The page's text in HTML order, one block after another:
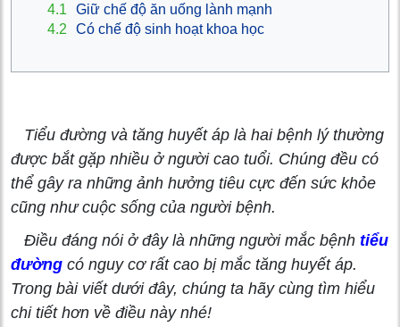
4.1
Giữ chế độ ăn uống lành mạnh
4.2
Có chế độ sinh hoạt khoa học
Tiểu đường và tăng huyết áp là hai bệnh lý thường
được bắt gặp nhiều ở người cao tuổi. Chúng đều có
thể gây ra những ảnh hưởng tiêu cực đến sức khỏe
cũng như cuộc sống của người bệnh.
Điều đáng nói ở đây là những người mắc bệnh tiểu
đường có nguy cơ rất cao bị mắc tăng huyết áp.
Trong bài viết dưới đây, chúng ta hãy cùng tìm hiểu
chi tiết hơn về điều này nhé!